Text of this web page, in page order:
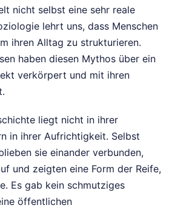
nicht selbst eine sehr reale
lehrt uns, dass Menschen
ihren Alltag zu strukturieren.
haben diesen Mythos über ein
verkörpert und mit ihren
liegt nicht in ihrer
in ihrer Aufrichtigkeit. Selbst
sie einander verbunden,
und zeigten eine Form der Reife,
Es gab kein schmutziges
öffentlichen